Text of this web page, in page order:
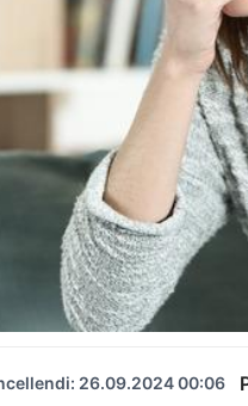
26.09.2024 00:06